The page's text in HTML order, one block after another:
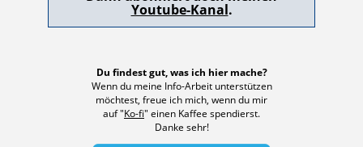
Youtube-Kanal.
Du findest gut, was ich hier mache?
Wenn du meine Info-Arbeit unterstützen
möchtest, freue ich mich, wenn du mir
auf "Ko-fi" einen Kaffee spendierst.
Danke sehr!